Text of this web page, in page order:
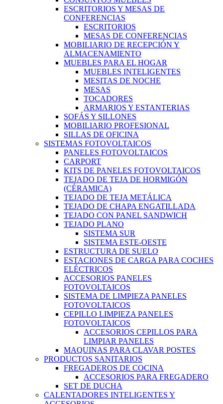
ESCRITORIOS Y MESAS DE
CONFERENCIAS
ESCRITORIOS
MESAS DE CONFERENCIAS
MOBILIARIO DE RECEPCIÓN Y
ALMACENAMIENTO
MUEBLES PARA EL HOGAR
MUEBLES INTELIGENTES
MESITAS DE NOCHE
MESAS
TOCADORES
ARMARIOS Y ESTANTERIAS
SOFÁS Y SILLONES
MOBILIARIO PROFESIONAL
SILLAS DE OFICINA
SISTEMAS FOTOVOLTAICOS
PANELES FOTOVOLTAICOS
CARPORT
KITS DE PANELES FOTOVOLTAICOS
TEJADO DE TEJA DE HORMIGÓN
(CÉRAMICA)
TEJADO DE TEJA METÁLICA
TEJADO DE CHAPA ENGATILLADA
TEJADO CON PANEL SANDWICH
TEJADO PLANO
SISTEMA SUR
SISTEMA ESTE-OESTE
ESTRUCTURA DE SUELO
ESTACIONES DE CARGA PARA COCHES
ELÉCTRICOS
ACCESORIOS PANELES
FOTOVOLTAICOS
SISTEMA DE LIMPIEZA PANELES
FOTOVOLTAICOS
CEPILLO LIMPIEZA PANELES
FOTOVOLTAICOS
ACCESORIOS CEPILLOS PARA
LIMPIAR PANELES
MAQUINAS PARA CLAVAR POSTES
PRODUCTOS SANITARIOS
FREGADEROS DE COCINA
ACCESORIOS PARA FREGADERO
SET DE DUCHA
CALENTADORES INTELIGENTES Y